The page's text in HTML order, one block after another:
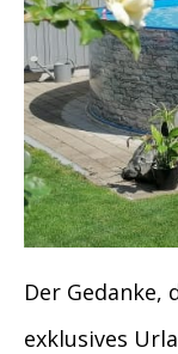
Der Gedanke,
exklusives